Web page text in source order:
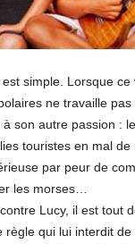
simple. Lorsque
ne travaille
son autre passion :
touristes en mal
par peur de
les morses…
Lucy, il est tout
règle qui lui interdit